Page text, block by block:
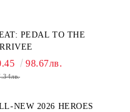
PEDAL TO THE
98.67лв.
NEW 2026 HEROES